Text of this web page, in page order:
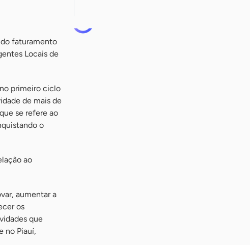
faturamento
Locais de
primeiro ciclo
de mais de
se refere ao
o
ao
aumentar a
os
que
no Piauí,